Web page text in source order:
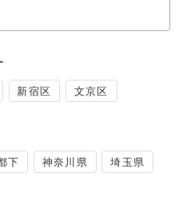
新宿区 文京区
下 神奈川県 埼玉県